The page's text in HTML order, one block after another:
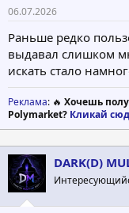
06.07.2026
Раньше редко
выдавал слишком
искать стало
Реклама: 🔥 Хочешь
Polymarket? Кликай
DARK(D)